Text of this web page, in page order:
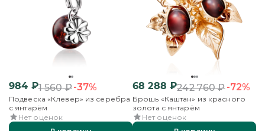
984 ₽1 560₽-37%
Подвеска «Клевер» из серебра
с янтарём
Нет оценок
68 288 ₽242 760₽-72%
Брошь «Каштан» из красного
золота с янтарём
Нет оценок